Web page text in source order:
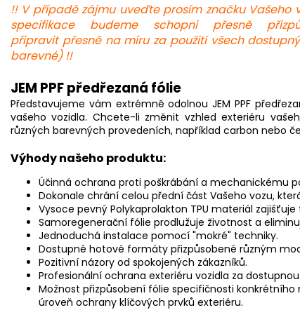
!! V případě zájmu uveďte prosím značku Vašeho
specifikace budeme schopni přesně
připravit přesně na míru za použití všech
barevné) !!
JEM PPF předřezaná fólie
Představujeme vám extrémně odolnou JEM PPF
vašeho vozidla. Chcete-li změnit vzhled exteriéru
různých barevných provedeních, například carbon nebo
Výhody našeho produktu:
Účinná ochrana proti poškrábání a mechanickému
Dokonale chrání celou přední část Vašeho vozu,
Vysoce pevný Polykaprolakton TPU materiál
Samoregenerační fólie prodlužuje životnost a
Jednoduchá instalace pomocí "mokré" techniky.
Dostupné hotové formáty přizpůsobené různým
Pozitivní názory od spokojených zákazníků.
Profesionální ochrana exteriéru vozidla za
Možnost přizpůsobení fólie specifičnosti
úroveň ochrany klíčových prvků exteriéru.